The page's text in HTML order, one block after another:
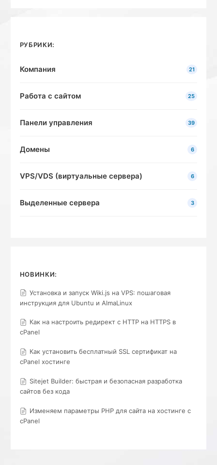
РУБРИКИ:
Компания 21
Работа с сайтом 25
Панели управления 39
Домены 6
VPS/VDS (виртуальные сервера) 6
Выделенные сервера 3
НОВИНКИ:
Установка и запуск Wiki.js на VPS: пошаговая
инструкция для Ubuntu и AlmaLinux
Как на настроить редирект с HTTP на HTTPS в
cPanel
Как установить бесплатный SSL сертификат на
cPanel хостинге
Sitejet Builder: быстрая и безопасная разработка
сайтов без кода
Изменяем параметры PHP для сайта на хостинге с
cPanel